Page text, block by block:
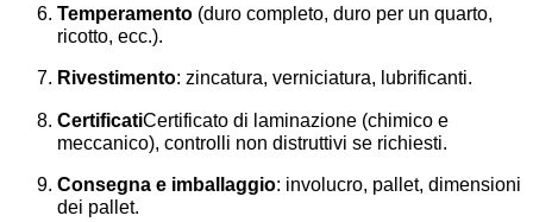
Temperamento (duro completo, duro per un quarto,
ricotto, ecc.).
Rivestimento: zincatura, verniciatura, lubrificanti.
CertificatiCertificato di laminazione (chimico e
meccanico), controlli non distruttivi se richiesti.
Consegna e imballaggio: involucro, pallet, dimensioni
dei pallet.